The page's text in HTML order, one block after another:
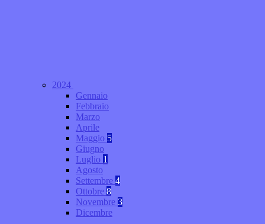
2024
Gennaio
Febbraio
Marzo
Aprile
Maggio 5
Giugno
Luglio 1
Agosto
Settembre 4
Ottobre 8
Novembre 3
Dicembre